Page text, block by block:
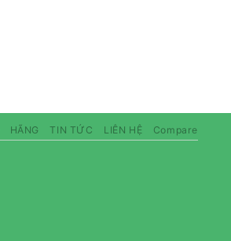
HÃNG TIN TỨC LIÊN HỆ Compare